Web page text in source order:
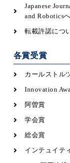
Japanese
and Robotics
転載許諾につ
各賞受賞
カールストル
Innovation
阿曽賞
学会賞
総会賞
インテュイテ